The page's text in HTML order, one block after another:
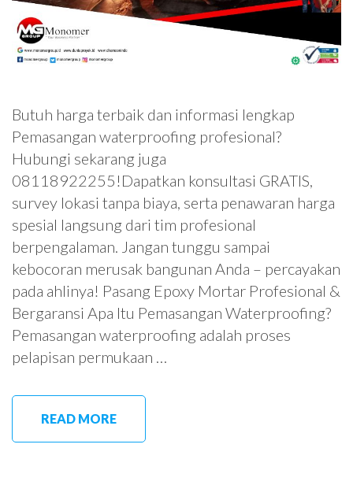
Butuh harga terbaik dan informasi lengkap
Pemasangan waterproofing profesional?
Hubungi sekarang juga
08118922255!Dapatkan konsultasi GRATIS,
survey lokasi tanpa biaya, serta penawaran harga
spesial langsung dari tim profesional
berpengalaman. Jangan tunggu sampai
kebocoran merusak bangunan Anda – percayakan
pada ahlinya! Pasang Epoxy Mortar Profesional &
Bergaransi Apa Itu Pemasangan Waterproofing?
Pemasangan waterproofing adalah proses
pelapisan permukaan …
READ MORE